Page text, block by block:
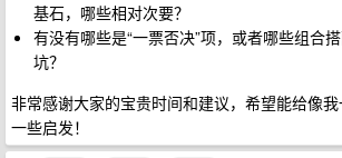
基石，哪些相对次要？
有没有哪些是“一票否决”项，或者哪些组合
坑？
非常感谢大家的宝贵时间和建议，希望能给像
一些启发！